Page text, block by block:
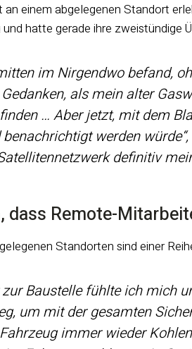
an einem abgelegenen Standort
hatte gerade ihre zweistündige
im Nirgendwo befand,
als mein alter
… Aber jetzt, mit dem
werden
definitiv
dass Remote-
Standorten sind einer
Baustelle fühlte ich mich
um mit der gesamten
immer wieder